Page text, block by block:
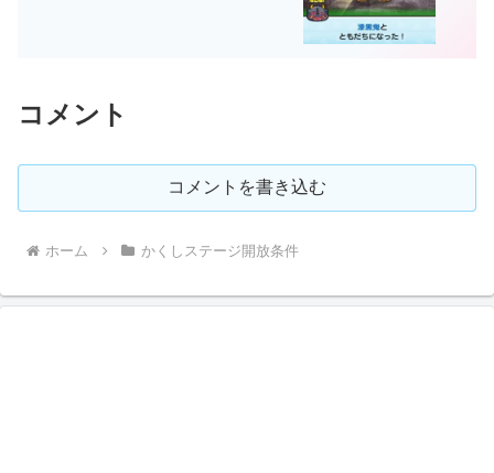
コメント
コメントを書き込む
ホーム かくしステージ開放条件